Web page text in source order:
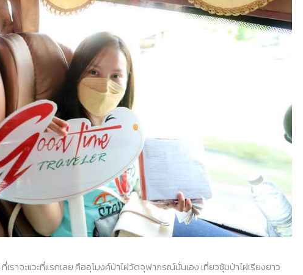
ที่เราจะแวะที่แรกเลย คืออุโมงค์ป่าไผ่วัดจุฬาภรณ์นั่นเอง เที่ยวซุ้มป่าไผ่เรียงยาว